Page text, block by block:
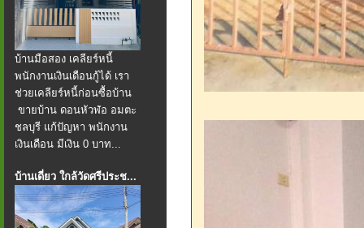
บ้านมือสอง เคลียร์หนี้
พนักงานเงินเดือนกู้ได้ เรา
ช่วยเคลียร์หนี้ก่อนซื้อบ้าน
ขายบ้าน ดอนหัวฬ่อ อมตะ
ชลบุรี แก้ปัญหา พนักงาน
เงินเดือน มีเงิน 0 บาท...
บ้านเดี่ยว ใกล้วัดศรีประช...